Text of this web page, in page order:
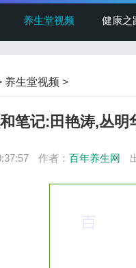
养生堂视频 健康之
养生堂视频 >
笔记:田艳涛,丛
作者： 百年养生网